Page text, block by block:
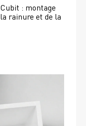
: montage
rainure et de la